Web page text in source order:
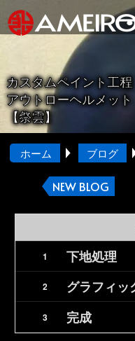
カスタムペイント工程
アウトローヘルメット
【祭雲】
ホーム ブログ
NEW BLOG
下地処理
グラフィッ
完成